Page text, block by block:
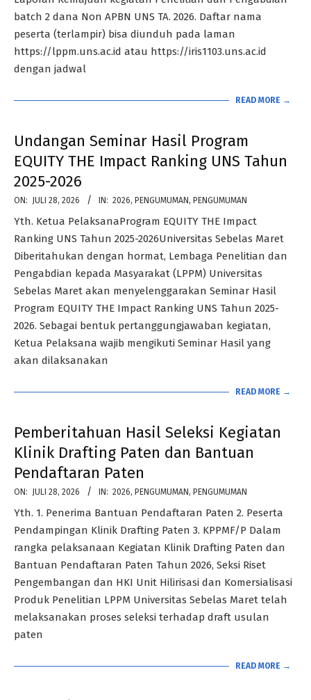
batch 2 dana Non APBN UNS TA. 2026. Daftar nama
peserta (terlampir) bisa diunduh pada laman
https://lppm.uns.ac.id atau https://iris1103.uns.ac.id
dengan jadwal
READ MORE →
Undangan Seminar Hasil Program
EQUITY THE Impact Ranking UNS Tahun
2025-2026
2026-
07-
28
ON: JULI 28, 2026 IN: 2026, PENGUMUMAN , PENGUMUMAN
Yth. Ketua PelaksanaProgram EQUITY THE Impact
Ranking UNS Tahun 2025-2026Universitas Sebelas Maret
Diberitahukan dengan hormat, Lembaga Penelitian dan
Pengabdian kepada Masyarakat (LPPM) Universitas
Sebelas Maret akan menyelenggarakan Seminar Hasil
Program EQUITY THE Impact Ranking UNS Tahun 2025-
2026. Sebagai bentuk pertanggungjawaban kegiatan,
Ketua Pelaksana wajib mengikuti Seminar Hasil yang
akan dilaksanakan
READ MORE →
Pemberitahuan Hasil Seleksi Kegiatan
Klinik Drafting Paten dan Bantuan
Pendaftaran Paten
2026-
07-
28
ON: JULI 28, 2026 IN: 2026, PENGUMUMAN , PENGUMUMAN
Yth. 1. Penerima Bantuan Pendaftaran Paten 2. Peserta
Pendampingan Klinik Drafting Paten 3. KPPMF/P Dalam
rangka pelaksanaan Kegiatan Klinik Drafting Paten dan
Bantuan Pendaftaran Paten Tahun 2026, Seksi Riset
Pengembangan dan HKI Unit Hilirisasi dan Komersialisasi
Produk Penelitian LPPM Universitas Sebelas Maret telah
melaksanakan proses seleksi terhadap draft usulan
paten
READ MORE →